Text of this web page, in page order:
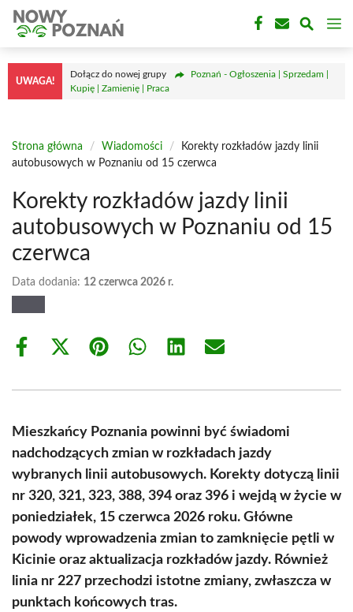
Przejdź
treści
UWAGA!
Dołącz do nowej grupy
Poznań - Ogłoszenia | Sprzedam |
Kupię | Zamienię | Praca
Strona główna / Wiadomości /
Korekty rozkładów jazdy linii
autobusowych w Poznaniu od 15 czerwca
Korekty rozkładów jazdy linii
autobusowych w Poznaniu od 15
czerwca
Data dodania: 12 czerwca 2026 r.
Share
Share
(Twitter)
Share Share Share Share
Mieszkańcy Poznania powinni być świadomi
nadchodzących zmian w rozkładach jazdy
wybranych linii autobusowych. Korekty dotyczą linii
nr 320, 321, 323, 388, 394 oraz 396 i wejdą w życie w
poniedziałek, 15 czerwca 2026 roku. Główne
powody wprowadzenia zmian to zamknięcie pętli w
Kicinie oraz aktualizacja rozkładów jazdy. Również
linia nr 227 przechodzi istotne zmiany, zwłaszcza w
punktach końcowych tras.